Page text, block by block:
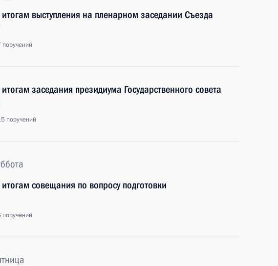
выступления на пленарном заседании Съезда
поручений
заседания президиума Государственного совета
поручений
совещания по вопросу подготовки
поручений